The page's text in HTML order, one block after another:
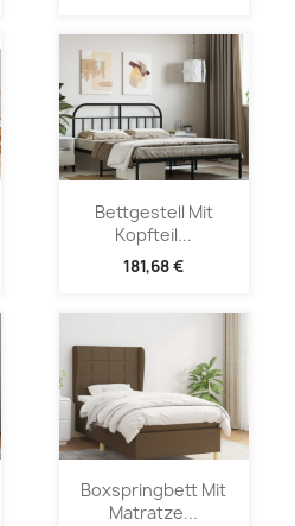
Bettgestell Mit
Kopfteil...
181,68 €
Boxspringbett Mit
Matratze...